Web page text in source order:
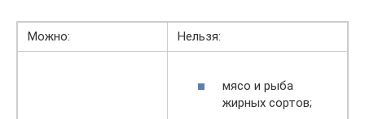
Можно: Нельзя:
мясо и рыба
жирных сортов;